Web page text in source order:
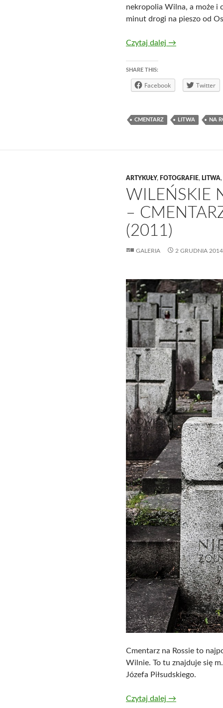
nekropolia Wilna, a może i
minut drogi na pieszo od
Czytaj dalej Wileńskie
→
SHARE THIS:
Facebook Twitter
CMENTARZ LITWA NA
ARTYKUŁY, FOTOGRAFIE, LITWA,
WILEŃSKIE
–
(2011)
GALERIA 2 GRUDNIA 2014
Cmentarz na Rossie to
Wilnie. To tu znajduje się
Józefa Piłsudskiego.
Czytaj dalej Wileńskie
→